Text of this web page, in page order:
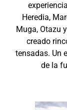
Heredia,
Muga, Otazu
creado
tensadas. Un
de la